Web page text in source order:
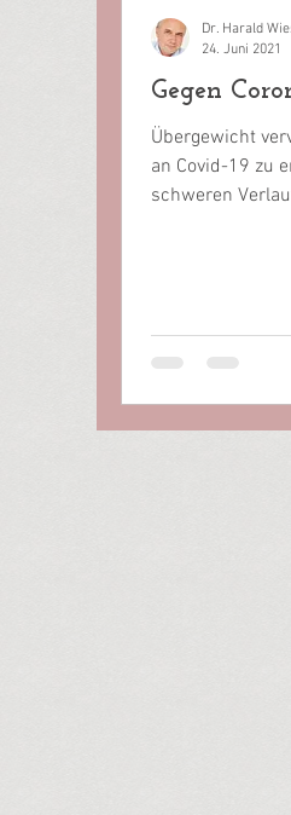
Gegen
Übergewicht
an Covid-19 zu
schweren
Dr. Harald
24. Juni 2021